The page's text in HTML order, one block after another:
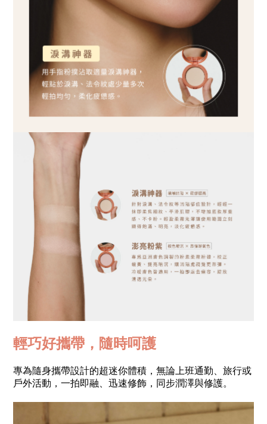
輕巧好攜帶，隨時呵護
專為隨身攜帶設計的超迷你體積，無論上班通勤、旅行或
戶外活動，一拍即融、迅速修飾，同步潤澤與修護。